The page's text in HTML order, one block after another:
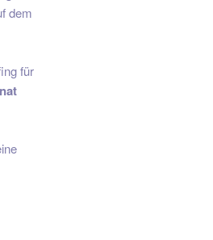
dem
für